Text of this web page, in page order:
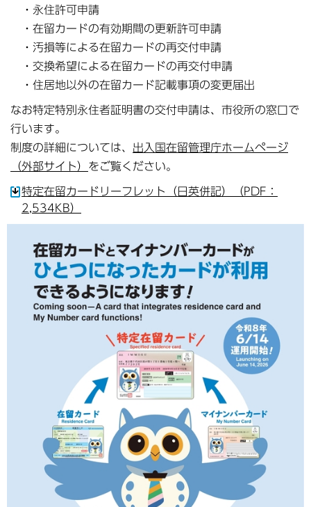
・永住許可申請
・在留カードの有効期間の更新許可申請
・汚損等による在留カードの再交付申請
・交換希望による在留カードの再交付申請
・住居地以外の在留カード記載事項の変更届出
なお特定特別永住者証明書の交付申請は、市役所の窓口で
行います。
制度の詳細については、 出入国在留管理庁ホームページ
（外部サイト） をご覧ください。
特定在留カードリーフレット（日英併記）（PDF：
2,534KB）